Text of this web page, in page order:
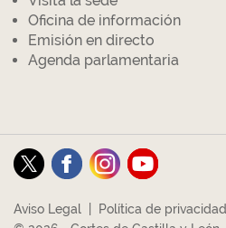
Oficina de información
Emisión en directo
Agenda parlamentaria
Aviso Legal Política de privacidad